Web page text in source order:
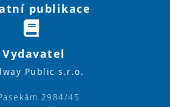
publikace
Vydavatel
Public s.r.o.
2984/45